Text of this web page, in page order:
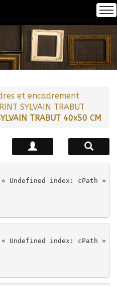
et encadrement
SYLVAIN TRABUT
TRABUT 40x50 CM
Undefined index: cPath »
Undefined index: cPath »